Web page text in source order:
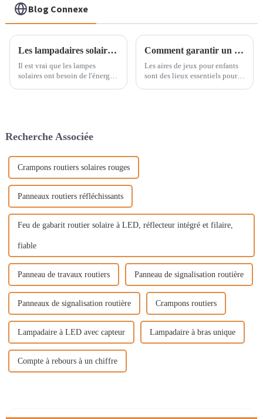
Blog Connexe
Les lampadaires solaires fonctionnent-ils sous un soleil moins que parfait ?
Il est vrai que les lampes
solaires ont besoin de l'énergie
est posée par les
d'énergie solaire.
Comment garantir un éclairage sûr dans les aires de jeux pour enfants ?
Les aires de jeux pour enfants
sont des lieux essentiels pour
Recherche Associée
Crampons routiers solaires rouges
Panneaux routiers réfléchissants
Feu de gabarit routier solaire à LED, réflecteur intégré et filaire,
fiable
Panneau de travaux routiers Panneau de signalisation routière
Panneaux de signalisation routière Crampons routiers
Lampadaire à LED avec capteur Lampadaire à bras unique
Compte à rebours à un chiffre